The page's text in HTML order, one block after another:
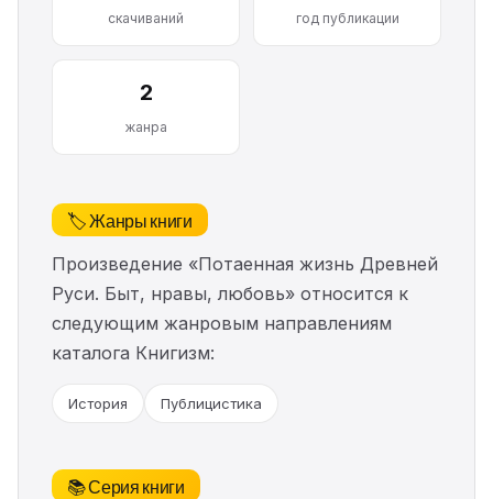
скачиваний год публикации
2
жанра
🏷️ Жанры книги
Произведение «Потаенная жизнь Древней
Руси. Быт, нравы, любовь» относится к
следующим жанровым направлениям
каталога Книгизм:
История Публицистика
📚 Серия книги